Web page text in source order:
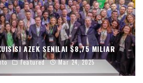
AZEK SENILAI $8,75 MILIAR
Featured Mar 24, 2025